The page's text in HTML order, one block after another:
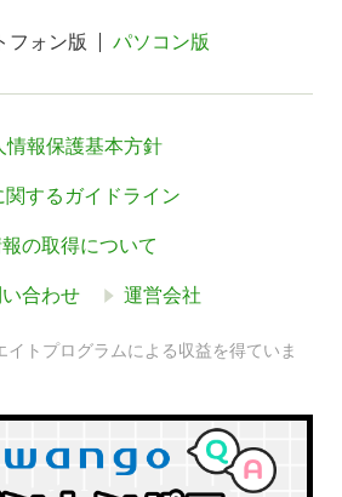
フォン版 パソコン版
情報保護基本方針
するガイドライン
の取得について
合わせ 運営会社
トプログラムによる収益を得ていま